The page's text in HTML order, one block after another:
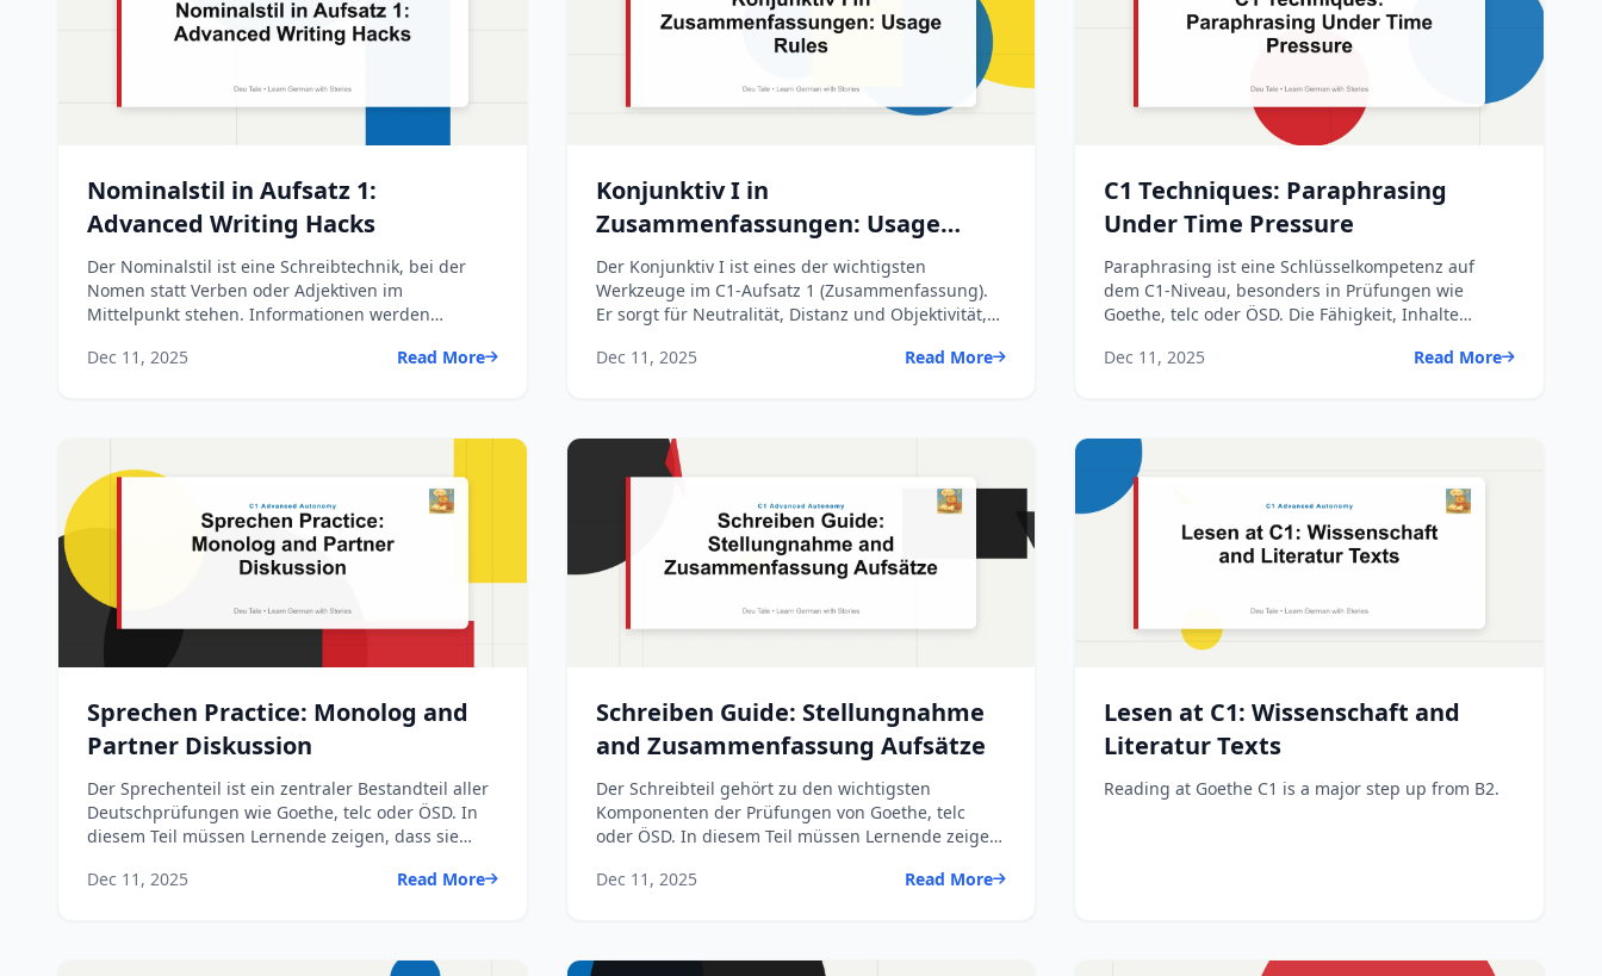
Nominalstil in Aufsatz 1:
Advanced Writing Hacks
Der Nominalstil ist eine Schreibtechnik, bei der
Nomen statt Verben oder Adjektiven im
Mittelpunkt stehen. Informationen werden
Dec 11, 2025
Read More
Konjunktiv I in
Zusammenfassungen: Usage
Rules
Der Konjunktiv I ist eines der wichtigsten
Werkzeuge im C1-Aufsatz 1 (Zusammenfassung).
Er sorgt für Neutralität, Distanz und Objektivität,
Dec 11, 2025
Read More
C1 Techniques: Paraphrasing
Under Time Pressure
Paraphrasing ist eine Schlüsselkompetenz auf
dem C1-Niveau, besonders in Prüfungen wie
Goethe, telc oder ÖSD. Die Fähigkeit, Inhalte
Dec 11, 2025
Read More
Sprechen Practice: Monolog and
Partner Diskussion
Der Sprechenteil ist ein zentraler Bestandteil aller
Deutschprüfungen wie Goethe, telc oder ÖSD. In
diesem Teil müssen Lernende zeigen, dass sie
Dec 11, 2025
Read More
Schreiben Guide: Stellungnahme
and Zusammenfassung Aufsätze
Der Schreibteil gehört zu den wichtigsten
Komponenten der Prüfungen von Goethe, telc
oder ÖSD. In diesem Teil müssen Lernende zeigen,
Dec 11, 2025
Read More
Lesen at C1: Wissenschaft and
Literatur Texts
Reading at Goethe C1 is a major step up from B2.